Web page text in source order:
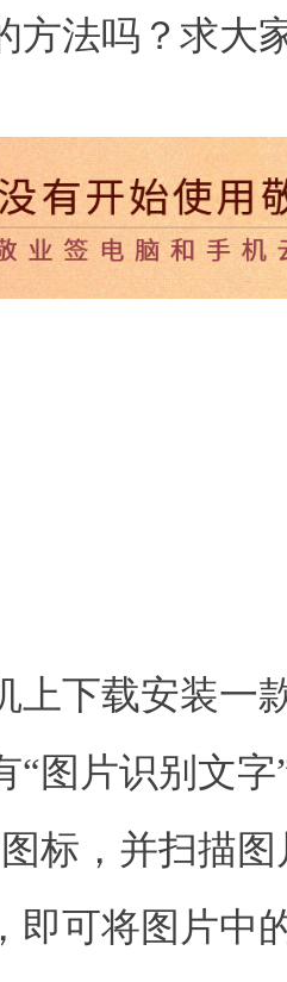
方法吗？求大
上下载安装一
“图片识别文
标，并扫描图
即可将图片中